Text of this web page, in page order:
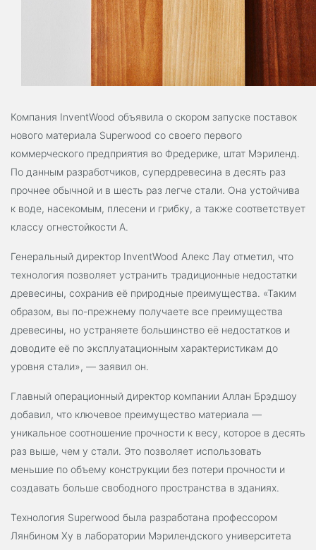
Компания InventWood объявила о скором запуске поставок
нового материала Superwood со своего первого
коммерческого предприятия во Фредерике, штат Мэриленд.
По данным разработчиков, супердревесина в десять раз
прочнее обычной и в шесть раз легче стали. Она устойчива
к воде, насекомым, плесени и грибку, а также соответствует
классу огнестойкости А.
Генеральный директор InventWood Алекс Лау отметил, что
технология позволяет устранить традиционные недостатки
древесины, сохранив её природные преимущества. «Таким
образом, вы по-прежнему получаете все преимущества
древесины, но устраняете большинство её недостатков и
доводите её по эксплуатационным характеристикам до
уровня стали», — заявил он.
Главный операционный директор компании Аллан Брэдшоу
добавил, что ключевое преимущество материала —
уникальное соотношение прочности к весу, которое в десять
раз выше, чем у стали. Это позволяет использовать
меньшие по объему конструкции без потери прочности и
создавать больше свободного пространства в зданиях.
Технология Superwood была разработана профессором
Лянбином Ху в лаборатории Мэрилендского университета